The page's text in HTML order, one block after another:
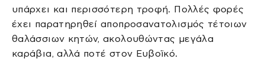
υπάρχει και περισσότερη τροφή. Πολλές φορές
έχει παρατηρηθεί αποπροσανατολισμός τέτοιων
θαλάσσιων κητών, ακολουθώντας μεγάλα
καράβια, αλλά ποτέ στον Ευβοϊκό.